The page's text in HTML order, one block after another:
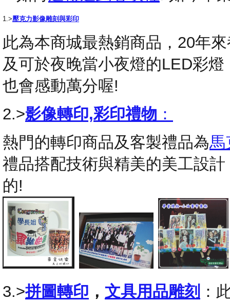
1.>壓克力影像雕刻與彩印
此為本商城最熱銷商品，20年
及可於夜晚當小夜燈的LED彩
也會感動萬分喔!
2.>影像轉印,彩印禮物 ：
熱門的轉印商品及客製禮品為馬
禮品搭配技術與精美的美工設
的!
3.>拼圖轉印 ， 文具用品雕刻 ：